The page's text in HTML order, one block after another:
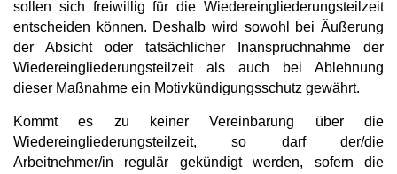
sollen sich freiwillig für die Wiedereingliederungsteilzeit
entscheiden können. Deshalb wird sowohl bei Äußerung
der Absicht oder tatsächlicher Inanspruchnahme der
Wiedereingliederungsteilzeit als auch bei Ablehnung
dieser Maßnahme ein Motivkündigungsschutz gewährt.
Kommt es zu keiner Vereinbarung über die
Wiedereingliederungsteilzeit, so darf der/die
Arbeitnehmer/in regulär gekündigt werden, sofern die